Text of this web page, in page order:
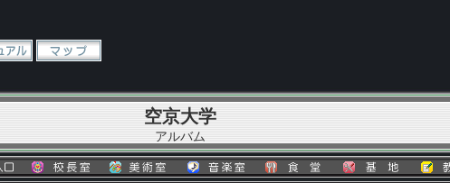
空京大学
アルバム